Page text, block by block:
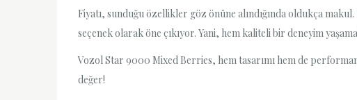
Fiyatı, sunduğu özellikler göz önüne alındığında oldukça
seçenek olarak öne çıkıyor. Yani, hem kaliteli bir deneyim
Vozol Star 9000 Mixed Berries, hem tasarımı hem de
değer!